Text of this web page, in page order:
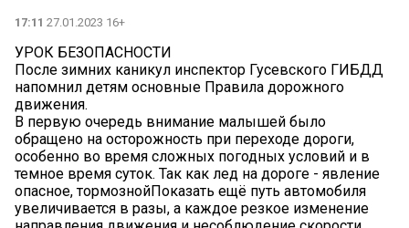
17:11 27.01.2023 16+
УРОК БЕЗОПАСНОСТИ
После зимних каникул инспектор Гусевского ГИБДД
напомнил детям основные Правила дорожного
движения.
В первую очередь внимание малышей было
обращено на осторожность при переходе дороги,
особенно во время сложных погодных условий и в
темное время суток. Так как лед на дороге - явление
опасное, тормознойПоказать ещё путь автомобиля
увеличивается в разы, а каждое резкое изменение